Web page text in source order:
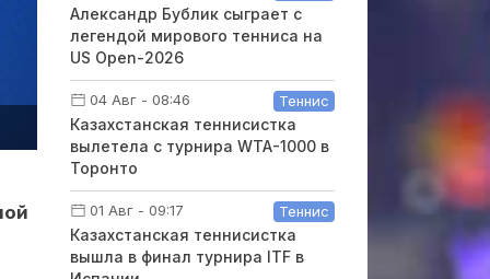
Александр Бублик сыграет с
легендой мирового тенниса на
US Open-2026
04 Авг - 08:46 Теннис
Казахстанская теннисистка
вылетела с турнира WTA-1000 в
Торонто
01 Авг - 09:17 Теннис
Казахстанская теннисистка
вышла в финал турнира ITF в